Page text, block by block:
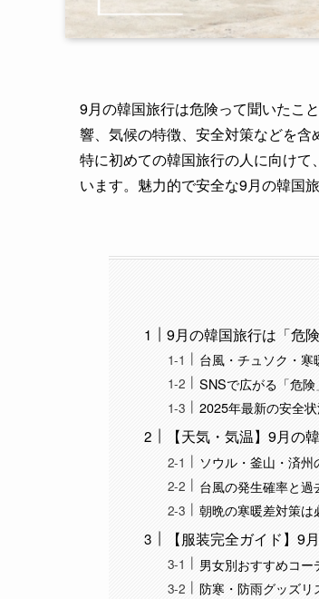
9月の韓国旅行は危険って聞いたこ
響、気候の特徴、安全対策などを含
特に初めての韓国旅行の人に向け
います。魅力的で安全な9月の韓国
9月の韓国旅行は「危
台風・チュソク・
SNSで広がる「危
2025年最新の安全
【天気・気温】9月の
ソウル・釜山・済州
台風の発生確率と過
朝晩の寒暖差対策は
【服装完全ガイド】9
男女別おすすめコー
防寒・防雨グッズリ